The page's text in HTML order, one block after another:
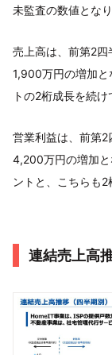
未監査の数値とな
売上高は、前第2
1,900万円の増加と
トの2桁成長を続け
営業利益は、前第
4,200万円の増加
ントと、こちらも2
連結売上高